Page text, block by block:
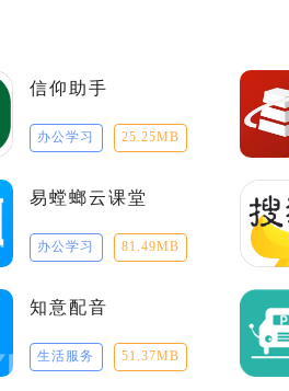
信仰助手
办公学习 25.25MB
易螳螂云课堂
办公学习 81.49MB
知意配音
生活服务 51.37MB